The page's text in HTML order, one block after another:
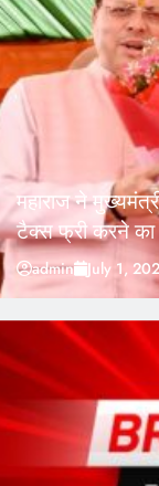
महाराज ने
टैक्स फ्री करने का
admin July 1,